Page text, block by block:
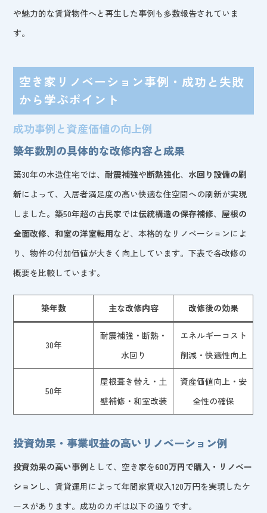
や魅力的な賃貸物件へと再生した事例も多数報告されていま
す。
空き家リノベーション事例・成功と失敗
から学ぶポイント
成功事例と資産価値の向上例
築年数別の具体的な改修内容と成果
築30年の木造住宅では、耐震補強や断熱強化、水回り設備の刷
新によって、入居者満足度の高い快適な住空間への刷新が実現
しました。築50年超の古民家では伝統構造の保存補修、屋根の
全面改修、和室の洋室転用など、本格的なリノベーションによ
り、物件の付加価値が大きく向上しています。下表で各改修の
概要を比較しています。
築年数 主な改修内容 改修後の効果
30年
耐震補強・断熱・
水回り
エネルギーコスト
削減・快適性向上
50年
屋根葺き替え・土
壁補修・和室改装
資産価値向上・安
全性の確保
投資効果・事業収益の高いリノベーション例
投資効果の高い事例 として、空き家を600万円で購入・リノベー
ション し、賃貸運用によって年間家賃収入120万円を実現したケ
ースがあります。成功のカギは以下の通りです。